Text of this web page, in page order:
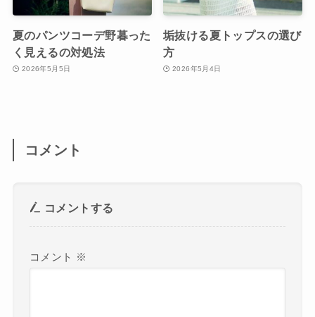
夏のパンツコーデ野暮った
く見えるの対処法
2026年5月5日
垢抜ける夏トップスの選び
方
2026年5月4日
コメント
コメントする
コメント ※